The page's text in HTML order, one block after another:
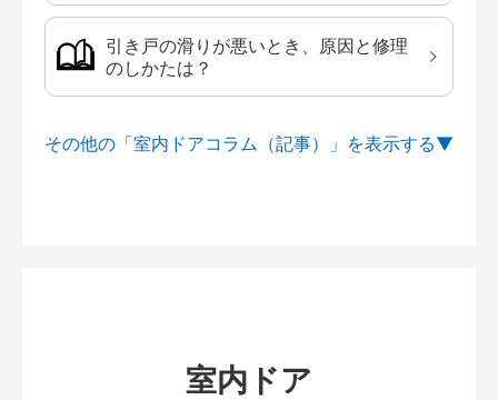
引き戸の滑りが悪いとき、原因と修理
のしかたは？
その他の「室内ドアコラム（記事）」を
室内ドア